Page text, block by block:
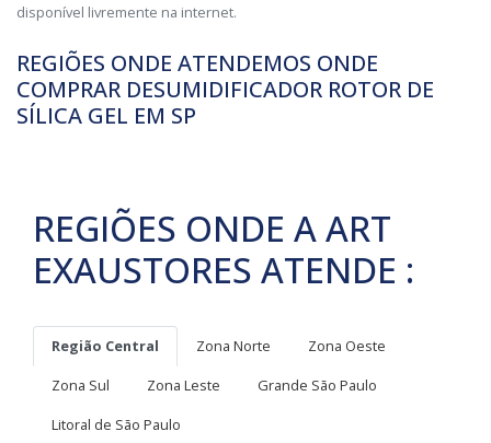
disponível livremente na internet.
REGIÕES ONDE ATENDEMOS ONDE
COMPRAR DESUMIDIFICADOR ROTOR DE
SÍLICA GEL EM SP
REGIÕES ONDE A ART
EXAUSTORES ATENDE :
Região Central Zona Norte
Zona Oeste
Zona Sul
Zona Leste
Grande São Paulo
Litoral de São Paulo